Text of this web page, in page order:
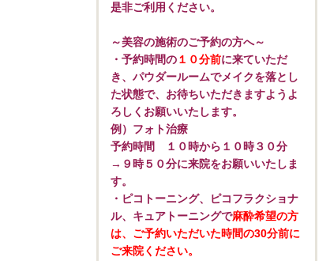
是非ご利用ください。
～美容の施術のご予約の方へ～
・予約時間の１０分前に来ていただ
き、パウダールームでメイクを落とし
た状態で、お待ちいただきますようよ
ろしくお願いいたします。
例）フォト治療
予約時間 １０時から１０時３０分
→９時５０分に来院をお願いいたしま
す。
・ピコトーニング、ピコフラクショナ
ル、キュアトーニングで麻酔希望の方
は、ご予約いただいた時間の30分前に
ご来院ください。